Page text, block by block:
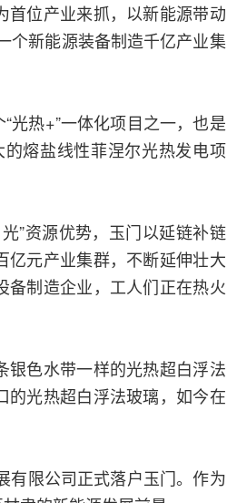
首位产业来抓，以新能源带动
个新能源装备制造千亿产业集
光热+”一体化项目之一，也是
熔盐线性菲涅尔光热发电项
”资源优势，玉门以延链补链
亿元产业集群，不断延伸壮大
备制造企业，工人们正在热火
银色水带一样的光热超白浮法
的光热超白浮法玻璃，如今在
有限公司正式落户玉门。作为